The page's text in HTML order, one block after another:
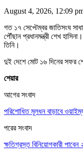
August 4, 2026, 12:09
গত ১৭ সেপ্টেম্বর জাতিসংঘ
পৌঁছান প্রধানমন্ত্রী শেখ
তিনি।
দুই দেশে মোট ১৬ দিনের সফর
শেয়ার
আগের সংবাদ
পরিশোধিত মূলধন বাড়াবে
পরের সংবাদ
ক্ষতিগ্রস্ত বিনিয়োগকারী পাবেন